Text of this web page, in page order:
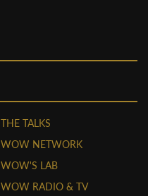
THE TALKS
WOW NETWORK
WOW'S LAB
WOW RADIO & TV